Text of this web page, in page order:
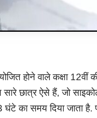
होने वाले कक्षा
सारे छात्र ऐसे हैं, जो
का समय दिया जाता